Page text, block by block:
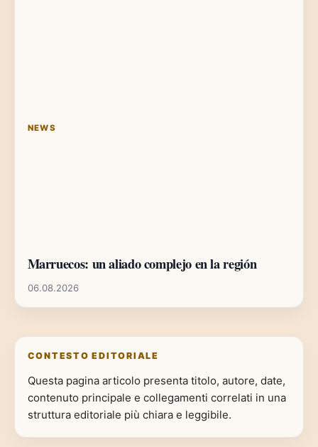
NEWS
Marruecos: un aliado complejo en la región
06.08.2026
CONTESTO EDITORIALE
Questa pagina articolo presenta titolo, autore, date,
contenuto principale e collegamenti correlati in una
struttura editoriale più chiara e leggibile.